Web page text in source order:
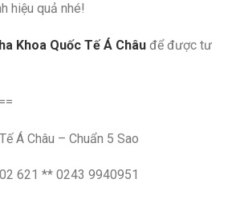
hiệu quả nhé!
Khoa Quốc Tế Á Châu để được tư
Á Châu – Chuẩn 5 Sao
621 ** 0243 9940951